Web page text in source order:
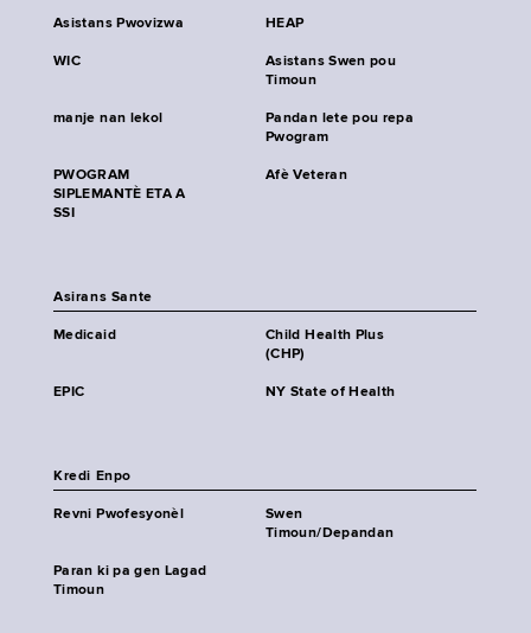
Asistans Pwovizwa HEAP
WIC
Asistans Swen pou
Timoun
manje nan lekol
Pandan lete pou repa
Pwogram
PWOGRAM
SIPLEMANTÈ ETA A
SSI
Afè Veteran
Asirans Sante
Medicaid
Child Health Plus
(CHP)
EPIC NY State of Health
Kredi Enpo
Revni Pwofesyonèl
Swen
Timoun/Depandan
Paran ki pa gen Lagad
Timoun